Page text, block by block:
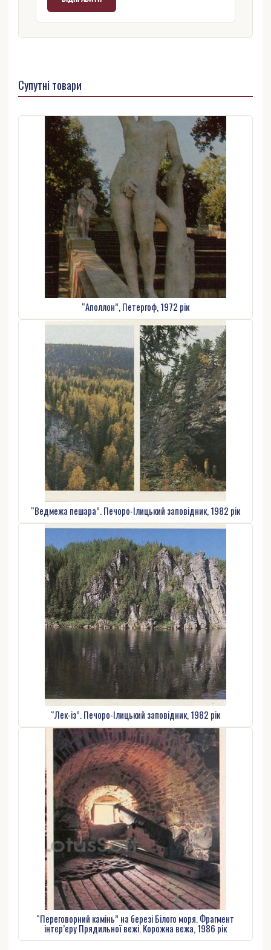
Супутні товари
“Аполлон”, Петергоф, 1972 рік
“Ведмежа пешара”. Печоро-Ілицький заповідник, 1982 рік
“Лек-із”. Печоро-Ілицький заповідник, 1982 рік
“Переговорний камінь” на березі Білого моря. Фрагмент
інтер’єру Прядильної вежі. Корожна вежа, 1986 рік